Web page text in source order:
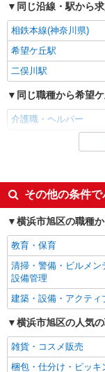
同じ沿線・駅から
相鉄本線(神奈川県)
希望ケ丘駅
二俣川駅
同じ職種から希望
介護職・ヘルパー
同じ雇用形態から
同じ特徴から希望
入社日応相談
経験者・有資格者歓迎
女性活躍中
フリーター歓迎
ブランクOK
エルダー（50代～）活
高収入・高額
昇給あり
その他の条件
横浜市旭区の職種
教育・保育
清掃・警備・ビルメン
設備管理
建築・設備・アクティ
横浜市旭区の人気
雑貨・コスメ販売
梱包・仕分け・ピッキ